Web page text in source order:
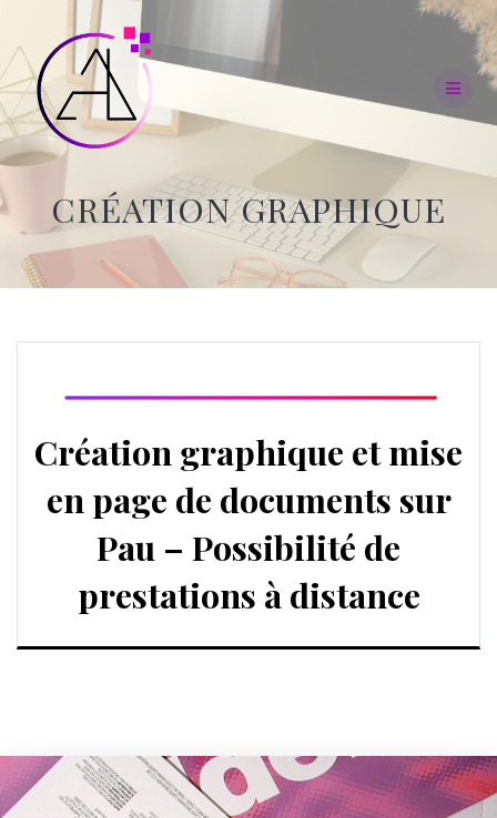
Skip
content
CRÉATION GRAPHIQUE
Création graphique et mise
en page de documents sur
Pau – Possibilité de
prestations à distance